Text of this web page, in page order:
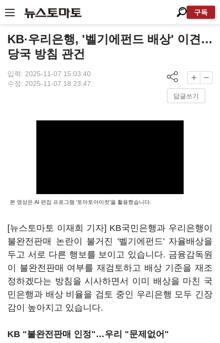
구독
KB·우리은행, '벨기에펀드 배상' 이견…
당국 방침 관건
입력: 2025-11-07 15:03:40
수정: 2025-11-07 18:23:47
답글쓰기
본 영상은 AI 편집 프로그램 '토마토아이컷'을 활용했습니다.
[뉴스토마토 이재희 기자] KB국민은행과 우리은행이
불완전판매 논란이 불거진 '벨기에펀드' 자율배상을
두고 서로 다른 행보를 보이고 있습니다. 금융감독원
이 불완전판매 여부를 재검토하고 배상 기준을 재조
정하겠다는 방침을 시사하면서 이미 배상을 마친 국
민은행과 배상 비율을 검토 중인 우리은행 모두 긴장
감이 높아지고 있습니다.
KB "불완전판매 인정"…우리 "문제없어"